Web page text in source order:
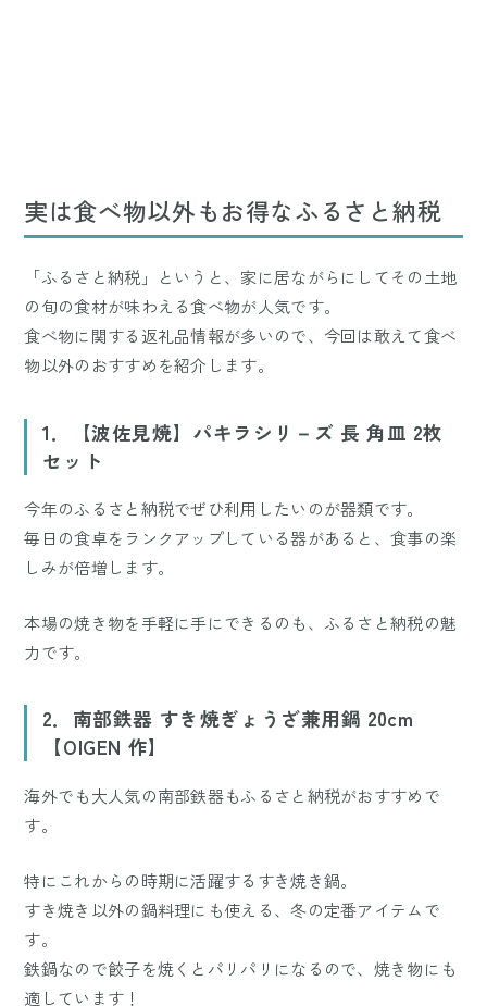
実は食べ物以外もお得なふるさと納税
「ふるさと納税」というと、家に居ながらにしてその土地
の旬の食材が味わえる食べ物が人気です。
食べ物に関する返礼品情報が多いので、今回は敢えて食べ
物以外のおすすめを紹介します。
1．【波佐見焼】パキラシリ－ズ 長 角皿 2枚
セット
今年のふるさと納税でぜひ利用したいのが器類です。
毎日の食卓をランクアップしている器があると、食事の楽
しみが倍増します。
本場の焼き物を手軽に手にできるのも、ふるさと納税の魅
力です。
2．南部鉄器 すき焼ぎょうざ兼用鍋 20cm
【OIGEN 作】
海外でも大人気の南部鉄器もふるさと納税がおすすめで
す。
特にこれからの時期に活躍するすき焼き鍋。
すき焼き以外の鍋料理にも使える、冬の定番アイテムで
す。
鉄鍋なので餃子を焼くとパリパリになるので、焼き物にも
適しています！